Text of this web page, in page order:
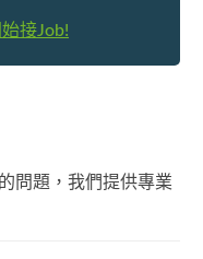
接Job!
問題，我們提供專業